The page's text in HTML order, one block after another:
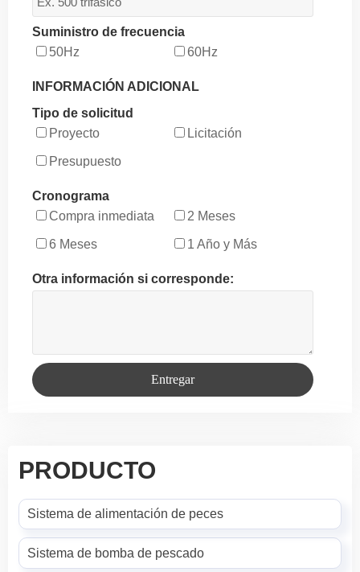
Suministro de frecuencia
50Hz
60Hz
INFORMACIÓN ADICIONAL
Tipo de solicitud
Proyecto
Licitación
Presupuesto
Cronograma
Compra inmediata
2 Meses
6 Meses 1 Año y Más
Otra información si corresponde:
Entregar
PRODUCTO
Sistema de alimentación de peces
Sistema de bomba de pescado